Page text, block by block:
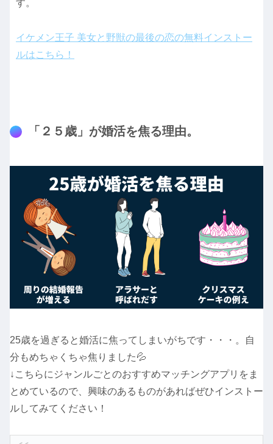
す。
イケメン王子 美女と野獣の最後の恋の無料インストー
ルはこちら！
「２５歳」が婚活を焦る理由。
25歳を過ぎると婚活に焦ってしまいがちです・・・。自
分もめちゃくちゃ焦りました💦
↓こちらにジャンルごとのおすすめマッチングアプリをま
とめているので、興味のあるものがあればぜひインストー
ルしてみてください！